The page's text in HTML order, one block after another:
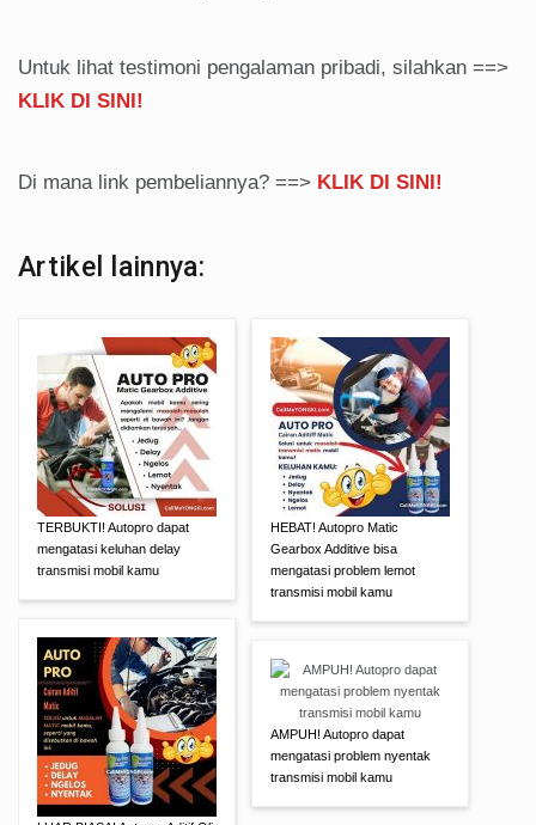
Untuk lihat testimoni pengalaman pribadi, silahkan ==>
KLIK DI SINI!
Di mana link pembeliannya? ==> KLIK DI SINI!
Artikel lainnya:
TERBUKTI! Autopro dapat
mengatasi keluhan delay
transmisi mobil kamu
HEBAT! Autopro Matic
Gearbox Additive bisa
mengatasi problem lemot
transmisi mobil kamu
AMPUH! Autopro dapat
mengatasi problem nyentak
transmisi mobil kamu